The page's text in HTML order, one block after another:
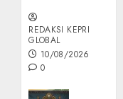
REDAKSI KEPRI
GLOBAL
10/08/2026
0